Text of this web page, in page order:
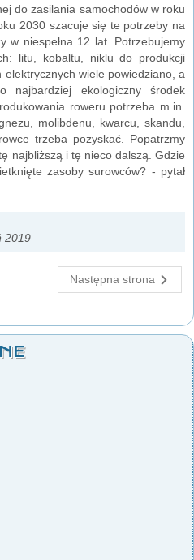
do zasilania samochodów w roku
2030 szacuje się te potrzeby na
w niespełna 12 lat. Potrzebujemy
litu, kobaltu, niklu do produkcji
wiele powiedziano, a
ekologiczny środek
roweru potrzeba m.in.
molibdenu, kwarcu, skandu,
trzeba pozyskać. Popatrzmy
najbliższą i tę nieco dalszą. Gdzie
zasoby surowców? - pytał
2019
Następna strona